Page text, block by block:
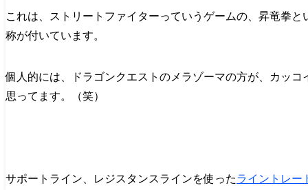
これは、ストリートファイターっていうゲームの、昇竜拳と
称が付いています。
個人的には、ドラゴンクエストのメラゾーマの方が、カッコ
思ってます。（笑）
サポートライン、レジスタンスラインを使ったライントレー